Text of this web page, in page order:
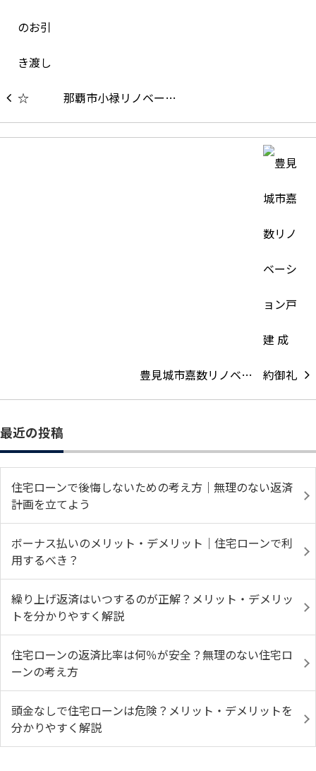
那覇市小禄リノベー…
豊見城市嘉数リノベ…
最近の投稿
住宅ローンで後悔しないための考え方｜無理のない返済
計画を立てよう
ボーナス払いのメリット・デメリット｜住宅ローンで利
用するべき？
繰り上げ返済はいつするのが正解？メリット・デメリッ
トを分かりやすく解説
住宅ローンの返済比率は何％が安全？無理のない住宅ロ
ーンの考え方
頭金なしで住宅ローンは危険？メリット・デメリットを
分かりやすく解説